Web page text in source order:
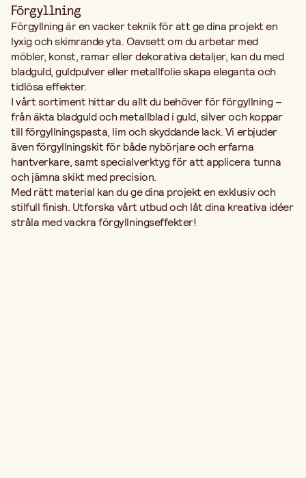
Förgyllning
Förgyllning är en vacker teknik för att ge dina projekt en
lyxig och skimrande yta. Oavsett om du arbetar med
möbler, konst, ramar eller dekorativa detaljer, kan du med
bladguld, guldpulver eller metallfolie skapa eleganta och
tidlösa effekter.
I vårt sortiment hittar du allt du behöver för förgyllning –
från äkta bladguld och metallblad i guld, silver och koppar
till förgyllningspasta, lim och skyddande lack. Vi erbjuder
även förgyllningskit för både nybörjare och erfarna
hantverkare, samt specialverktyg för att applicera tunna
och jämna skikt med precision.
Med rätt material kan du ge dina projekt en exklusiv och
stilfull finish. Utforska vårt utbud och låt dina kreativa idéer
stråla med vackra förgyllningseffekter!